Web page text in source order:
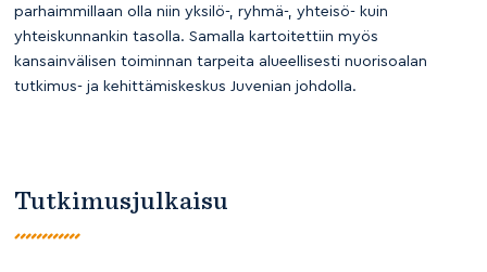
parhaimmillaan olla niin yksilö-, ryhmä-, yhteisö- kuin
yhteiskunnankin tasolla. Samalla kartoitettiin myös
kansainvälisen toiminnan tarpeita alueellisesti nuorisoalan
tutkimus- ja kehittämiskeskus Juvenian johdolla.
Tutkimusjulkaisu